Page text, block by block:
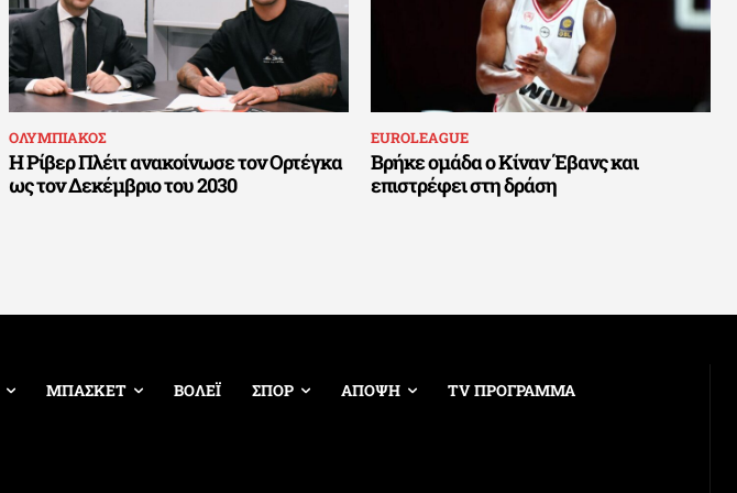
ΟΛΥΜΠΙΑΚΟΣ
Η Ρίβερ Πλέιτ ανακοίνωσε τον Ορτέγκα
ως τον Δεκέμβριο του 2030
EUROLEAGUE
Βρήκε ομάδα ο Κίναν Έβανς και
επιστρέφει στη δράση
ΜΠΑΣΚΕΤ ΒΟΛΕΪ ΣΠΟΡ ΑΠΟΨΗ TV ΠΡΟΓΡΑΜΜΑ